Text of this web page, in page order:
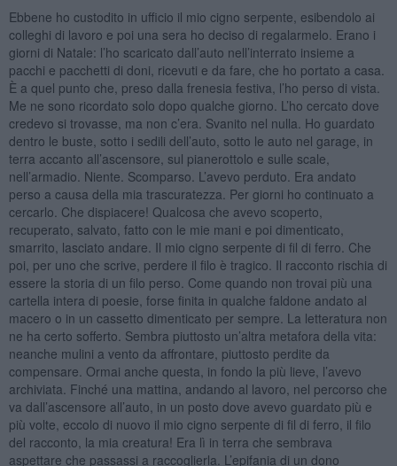
Ebbene ho custodito in ufficio il mio cigno serpente, esibendolo ai
colleghi di lavoro e poi una sera ho deciso di regalarmelo. Erano i
giorni di Natale: l’ho scaricato dall’auto nell’interrato insieme a
pacchi e pacchetti di doni, ricevuti e da fare, che ho portato a casa.
È a quel punto che, preso dalla frenesia festiva, l’ho perso di vista.
Me ne sono ricordato solo dopo qualche giorno. L’ho cercato dove
credevo si trovasse, ma non c’era. Svanito nel nulla. Ho guardato
dentro le buste, sotto i sedili dell’auto, sotto le auto nel garage, in
terra accanto all’ascensore, sul pianerottolo e sulle scale,
nell’armadio. Niente. Scomparso. L’avevo perduto. Era andato
perso a causa della mia trascuratezza. Per giorni ho continuato a
cercarlo. Che dispiacere! Qualcosa che avevo scoperto,
recuperato, salvato, fatto con le mie mani e poi dimenticato,
smarrito, lasciato andare. Il mio cigno serpente di fil di ferro. Che
poi, per uno che scrive, perdere il filo è tragico. Il racconto rischia di
essere la storia di un filo perso. Come quando non trovai più una
cartella intera di poesie, forse finita in qualche faldone andato al
macero o in un cassetto dimenticato per sempre. La letteratura non
ne ha certo sofferto. Sembra piuttosto un’altra metafora della vita:
neanche mulini a vento da affrontare, piuttosto perdite da
compensare. Ormai anche questa, in fondo la più lieve, l’avevo
archiviata. Finché una mattina, andando al lavoro, nel percorso che
va dall’ascensore all’auto, in un posto dove avevo guardato più e
più volte, eccolo di nuovo il mio cigno serpente di fil di ferro, il filo
del racconto, la mia creatura! Era lì in terra che sembrava
aspettare che passassi a raccoglierla. L’epifania di un dono